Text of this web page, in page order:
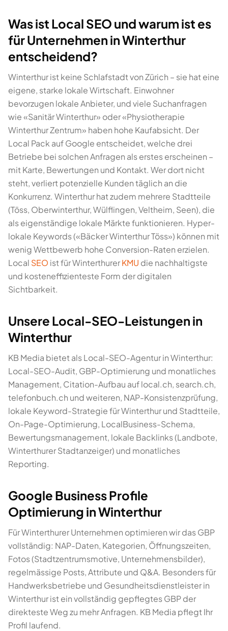
Was ist Local SEO und warum ist es
für Unternehmen in Winterthur
entscheidend?
Winterthur ist keine Schlafstadt von Zürich – sie hat eine
eigene, starke lokale Wirtschaft. Einwohner
bevorzugen lokale Anbieter, und viele Suchanfragen
wie «Sanitär Winterthur» oder «Physiotherapie
Winterthur Zentrum» haben hohe Kaufabsicht. Der
Local Pack auf Google entscheidet, welche drei
Betriebe bei solchen Anfragen als erstes erscheinen –
mit Karte, Bewertungen und Kontakt. Wer dort nicht
steht, verliert potenzielle Kunden täglich an die
Konkurrenz. Winterthur hat zudem mehrere Stadtteile
(Töss, Oberwinterthur, Wülflingen, Veltheim, Seen), die
als eigenständige lokale Märkte funktionieren. Hyper-
lokale Keywords («Bäcker Winterthur Töss») können mit
wenig Wettbewerb hohe Conversion-Raten erzielen.
Local SEO ist für WinterthurerKMU die nachhaltigste
und kosteneffizienteste Form der digitalen
Sichtbarkeit.
Unsere Local-SEO-Leistungen in
Winterthur
KB Media bietet als Local-SEO-Agentur in Winterthur:
Local-SEO-Audit, GBP-Optimierung und monatliches
Management, Citation-Aufbau auf local.ch, search.ch,
telefonbuch.ch und weiteren, NAP-Konsistenzprüfung,
lokale Keyword-Strategie für Winterthur und Stadtteile,
On-Page-Optimierung, LocalBusiness-Schema,
Bewertungsmanagement, lokale Backlinks (Landbote,
Winterthurer Stadtanzeiger) und monatliches
Reporting.
Google Business Profile
Optimierung in Winterthur
Für Winterthurer Unternehmen optimieren wir das GBP
vollständig: NAP-Daten, Kategorien, Öffnungszeiten,
Fotos (Stadtzentrumsmotive, Unternehmensbilder),
regelmässige Posts, Attribute und Q&A. Besonders für
Handwerksbetriebe und Gesundheitsdienstleister in
Winterthur ist ein vollständig gepflegtes GBP der
direkteste Weg zu mehr Anfragen. KB Media pflegt Ihr
Profil laufend.